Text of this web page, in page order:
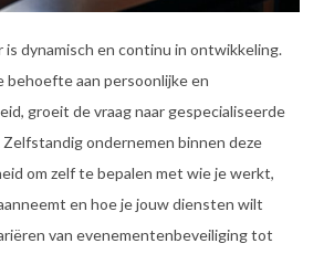
dynamisch en continu in ontwikkeling.
aan persoonlijke en
groeit de vraag naar gespecialiseerde
ondernemen binnen deze
om zelf te bepalen met wie je werkt,
en hoe je jouw diensten wilt
van evenementenbeveiliging tot